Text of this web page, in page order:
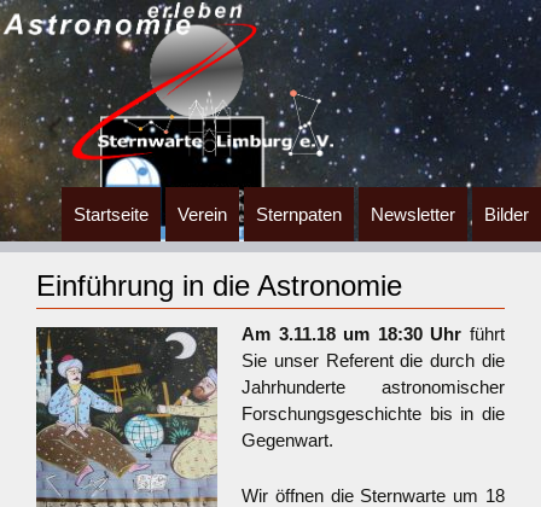
Zum
Inhalt
springen
Startseite Verein Sternpaten Newsletter Bilder
Einführung in die Astronomie
Am 3.11.18 um 18:30 Uhr führt
Sie unser Referent die durch die
Jahrhunderte astronomischer
Forschungsgeschichte bis in die
Gegenwart.
Wir öffnen die Sternwarte um 18